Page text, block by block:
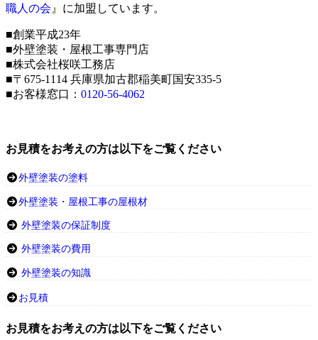
職人の会 』に加盟しています。
■創業平成23年
■外壁塗装・屋根工事専門店
■株式会社桜咲工務店
■〒675-1114 兵庫県加古郡稲美町国安335-5
■お客様窓口： 0120-56-4062
お見積をお考えの方は以下をご覧ください
外壁塗装の塗料
外壁塗装・屋根工事の屋根材
外壁塗装の保証制度
外壁塗装の費用
外壁塗装の知識
お見積
お見積をお考えの方は以下をご覧ください